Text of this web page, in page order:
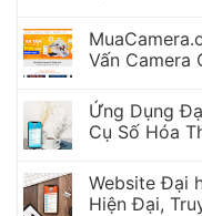
Vấn Camera
Ứng Dụng
Cụ Số Hóa
Website Đại
Hiện Đại,